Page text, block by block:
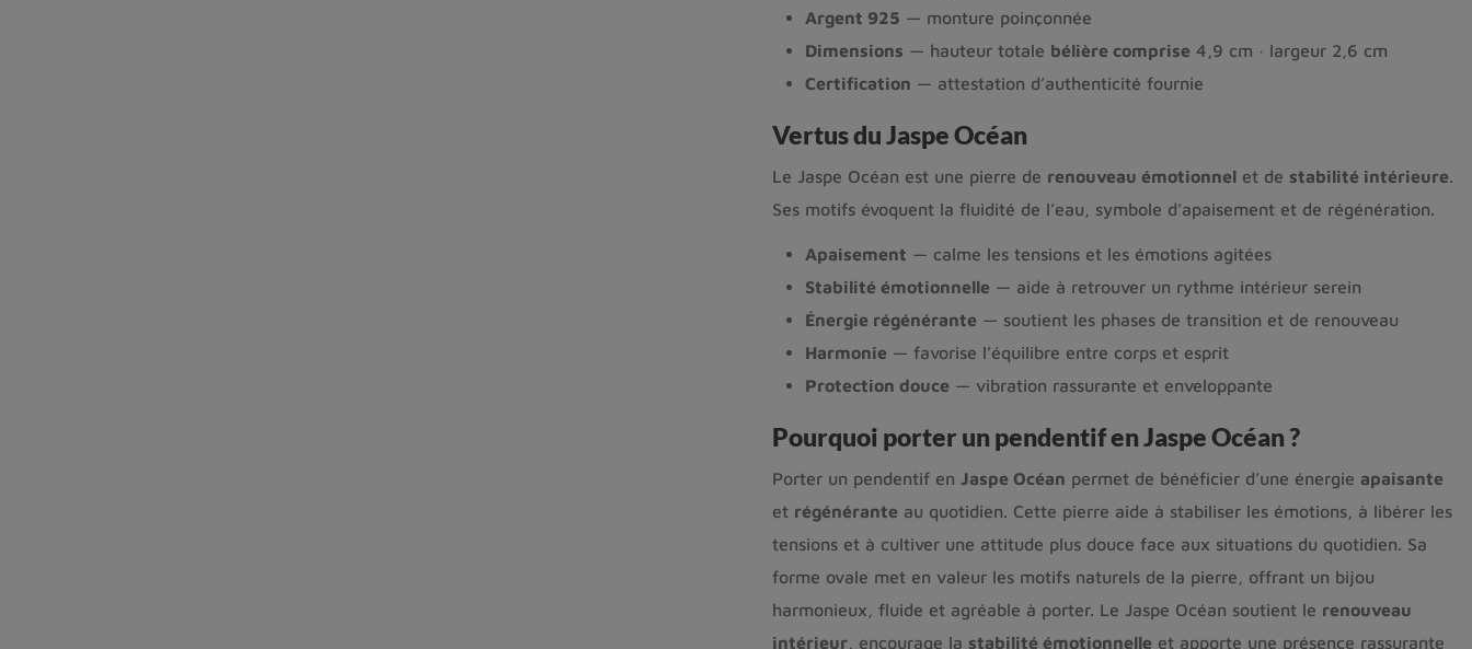
Argent 925 — monture poinçonnée
Dimensions — hauteur totale bélière comprise 4,9 cm · largeur 2,6 cm
Certification — attestation d’authenticité fournie
Vertus du Jaspe Océan
Le Jaspe Océan est une pierre de renouveau émotionnelet de stabilité intérieure.
Ses motifs évoquent la fluidité de l’eau, symbole d’apaisement et de régénération.
Apaisement — calme les tensions et les émotions agitées
Stabilité émotionnelle — aide à retrouver un rythme intérieur serein
Énergie régénérante — soutient les phases de transition et de renouveau
Harmonie — favorise l’équilibre entre corps et esprit
Protection douce — vibration rassurante et enveloppante
Pourquoi porter un pendentif en Jaspe Océan ?
Porter un pendentif en Jaspe Océan permet de bénéficier d’une énergie apaisante
et régénérante au quotidien. Cette pierre aide à stabiliser les émotions, à libérer les
tensions et à cultiver une attitude plus douce face aux situations du quotidien. Sa
forme ovale met en valeur les motifs naturels de la pierre, offrant un bijou
harmonieux, fluide et agréable à porter. Le Jaspe Océan soutient le renouveau
intérieur, encourage la stabilité émotionnelle et apporte une présence rassurante